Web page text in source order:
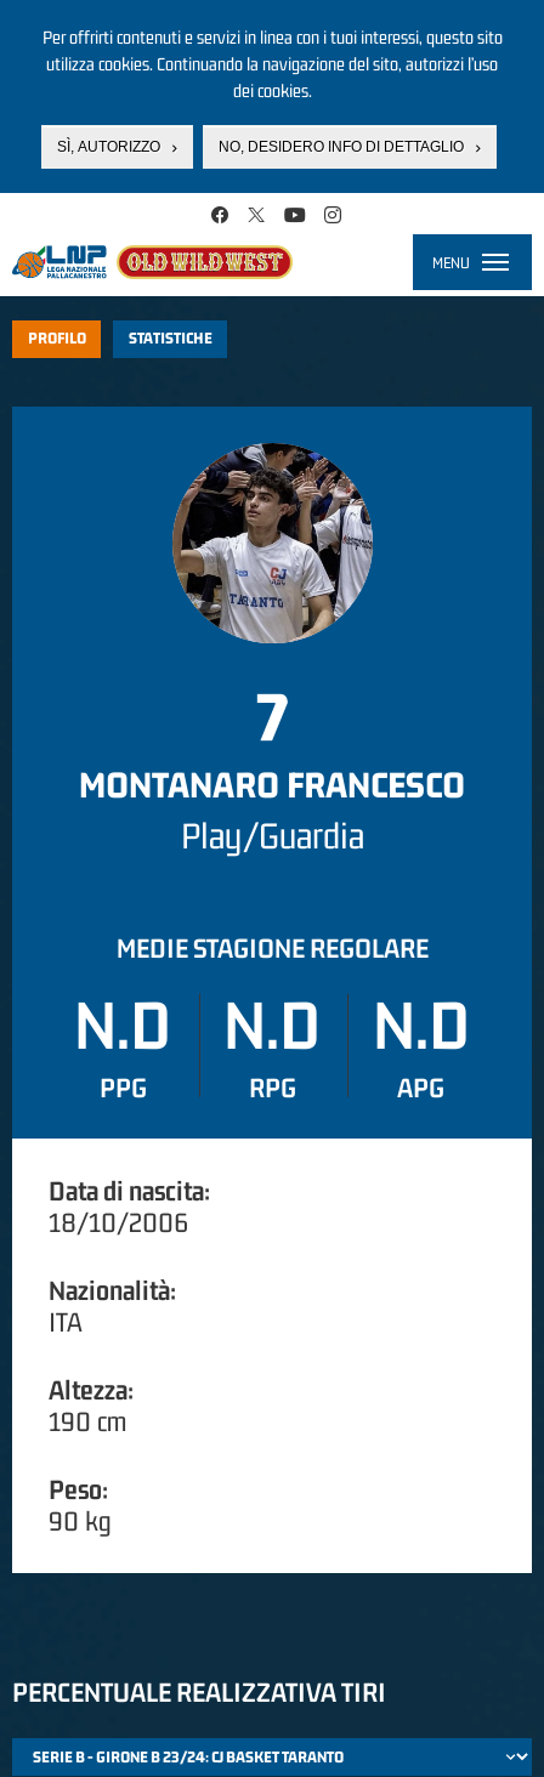
Per offrirti contenuti e servizi in linea con i tuoi interessi, questo sito
utilizza cookies. Continuando la navigazione del sito, autorizzi l’uso
dei cookies.
SÌ, AUTORIZZO NO, DESIDERO INFO DI DETTAGLIO
MENU
PROFILO STATISTICHE
7
MONTANARO FRANCESCO
Play/Guardia
MEDIE STAGIONE REGOLARE
N.D
PPG
N.D
RPG
N.D
APG
Data di nascita:
18/10/2006
Nazionalità:
ITA
Altezza:
190 cm
Peso:
90 kg
PERCENTUALE REALIZZATIVA TIRI